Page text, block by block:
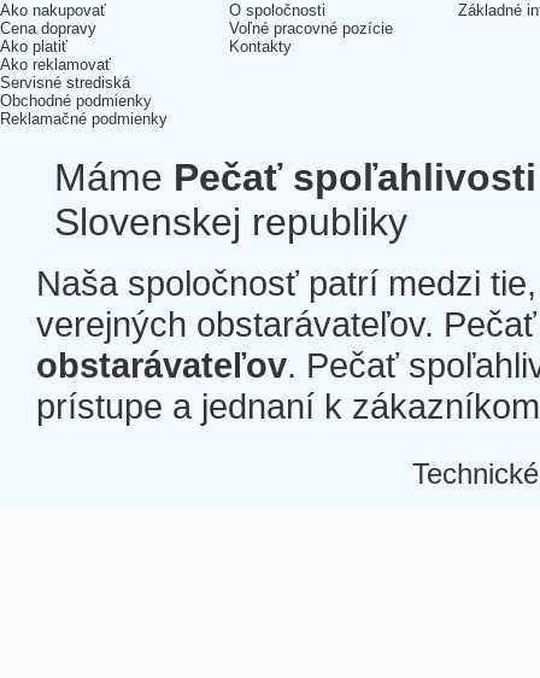
Ako nakupovať
Cena dopravy
Ako platiť
Ako reklamovať
Servisné strediská
Obchodné podmienky
Reklamačné podmienky
O spoločnosti
Voľné pracovné pozície
Kontakty
Základné
Máme Pečať spoľahlivosti
Slovenskej republiky
Naša spoločnosť patrí medzi
verejných obstarávateľov.
obstarávateľov. Pečať
prístupe a jednaní k